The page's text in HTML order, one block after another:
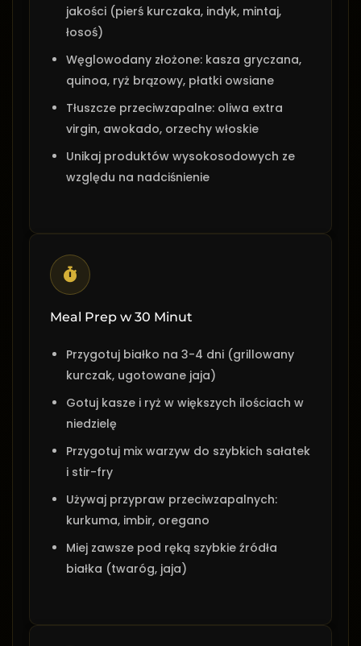
jakości (pierś kurczaka, indyk, mintaj,
łosoś)
Węglowodany złożone: kasza gryczana,
quinoa, ryż brązowy, płatki owsiane
Tłuszcze przeciwzapalne: oliwa extra
virgin, awokado, orzechy włoskie
Unikaj produktów wysokosodowych ze
względu na nadciśnienie
Meal Prep w 30 Minut
Przygotuj białko na 3-4 dni (grillowany
kurczak, ugotowane jaja)
Gotuj kasze i ryż w większych ilościach w
niedzielę
Przygotuj mix warzyw do szybkich sałatek
i stir-fry
Używaj przypraw przeciwzapalnych:
kurkuma, imbir, oregano
Miej zawsze pod ręką szybkie źródła
białka (twaróg, jaja)